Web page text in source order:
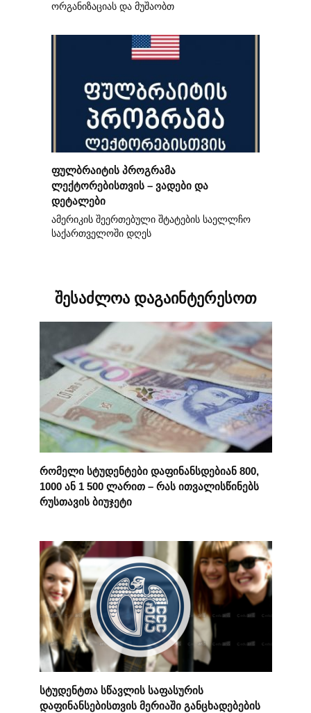
ორგანიზაციას და მუშაობთ
ფულბრაიტის პროგრამა
ლექტორებისთვის – ვადები და
დეტალები
ამერიკის შეერთებული შტატების საელლჩო
საქართველოში დღეს
შესაძლოა დაგაინტერესოთ
რომელი სტუდენტები დაფინანსდებიან 800,
1000 ან 1 500 ლარით – რას ითვალისწინებს
რუსთავის ბიუჯეტი
სტუდენტთა სწავლის საფასურის
დაფინანსებისთვის მერიაში განცხადებების